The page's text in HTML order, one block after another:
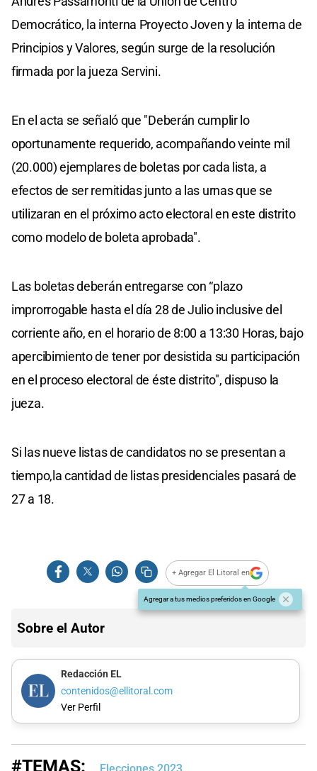
Democrático, la interna Proyecto Joven y la interna de
Principios y Valores, según surge de la resolución
firmada por la jueza Servini.
En el acta se señaló que "Deberán cumplir lo
oportunamente requerido, acompañando veinte mil
(20.000) ejemplares de boletas por cada lista, a
efectos de ser remitidas junto a las urnas que se
utilizaran en el próximo acto electoral en este distrito
como modelo de boleta aprobada".
Las boletas deberán entregarse con “plazo
improrrogable hasta el día 28 de Julio inclusive del
corriente año, en el horario de 8:00 a 13:30 Horas, bajo
apercibimiento de tener por desistida su participación
en el proceso electoral de éste distrito", dispuso la
jueza.
Si las nueve listas de candidatos no se presentan a
tiempo,la cantidad de listas presidenciales pasará de
27 a 18.
+ Agregar El Litoral en
Agregar a tus medios preferidos en Google
Sobre el Autor
Redacción EL
contenidos@ellitoral.com
Ver Perfil
#TEMAS: